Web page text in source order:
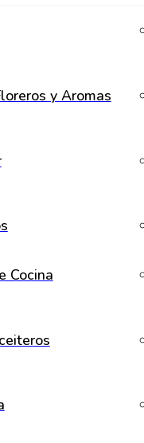
y Aromas
Cocina